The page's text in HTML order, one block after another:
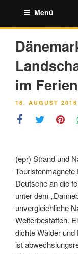
springen
Menü
im
VERÖFFENTLICHT
18. AUGUST 2016
(epr) Strand und
Deutsche an die
unter dem
unvergleichliche
Welterbestätten.
dichte Wälder
ist